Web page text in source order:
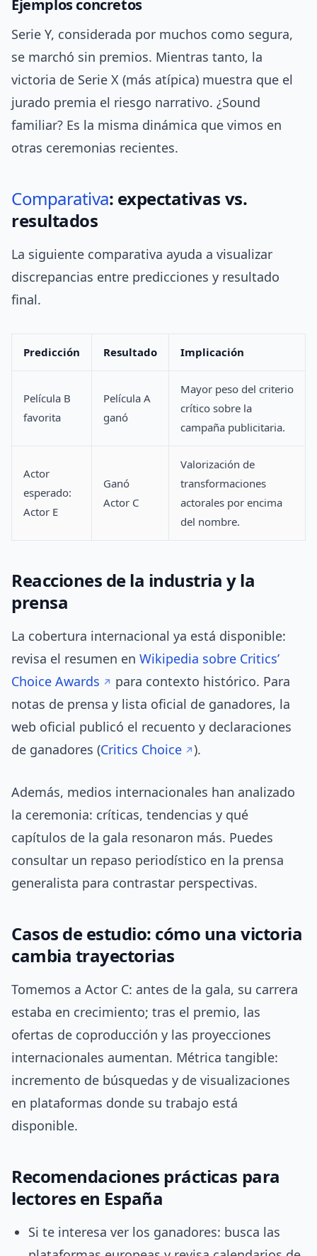
Ejemplos concretos
Serie Y, considerada por muchos como segura,
se marchó sin premios. Mientras tanto, la
victoria de Serie X (más atípica) muestra que el
jurado premia el riesgo narrativo. ¿Sound
familiar? Es la misma dinámica que vimos en
otras ceremonias recientes.
Comparativa: expectativas vs.
resultados
La siguiente comparativa ayuda a visualizar
discrepancias entre predicciones y resultado
final.
Predicción Resultado Implicación
Película B
favorita
Película A
ganó
Mayor peso del criterio
crítico sobre la
campaña publicitaria.
Actor
esperado:
Actor E
Ganó
Actor C
Valorización de
transformaciones
actorales por encima
del nombre.
Reacciones de la industria y la
prensa
La cobertura internacional ya está disponible:
revisa el resumen en Wikipedia sobre Critics’
Choice Awards
para contexto histórico. Para
notas de prensa y lista oficial de ganadores, la
web oficial publicó el recuento y declaraciones
de ganadores (Critics Choice ).
Además, medios internacionales han analizado
la ceremonia: críticas, tendencias y qué
capítulos de la gala resonaron más. Puedes
consultar un repaso periodístico en la prensa
generalista para contrastar perspectivas.
Casos de estudio: cómo una victoria
cambia trayectorias
Tomemos a Actor C: antes de la gala, su carrera
estaba en crecimiento; tras el premio, las
ofertas de coproducción y las proyecciones
internacionales aumentan. Métrica tangible:
incremento de búsquedas y de visualizaciones
en plataformas donde su trabajo está
disponible.
Recomendaciones prácticas para
lectores en España
Si te interesa ver los ganadores: busca las